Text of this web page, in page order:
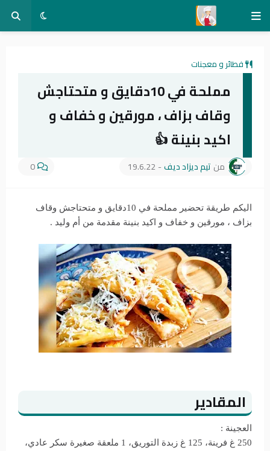
فطائر و معجنات
مملحة في 10دقايق و متحتاجش
وقاف بزاف ، مورقين و خفاف و
اكيد بنينة 👍
من تيم ديزاد ديف-
19.6.22
0
اليكم طريقة تحضير مملحة في 10دقايق و متحتاجش وقاف
بزاف ، مورقين و خفاف و اكيد بنينة مقدمة من أم وليد .
المقادير
العجينة :
250 غ فرينة، 125 غ زبدة التوريق، 1 ملعقة صغيرة سكر عادي،